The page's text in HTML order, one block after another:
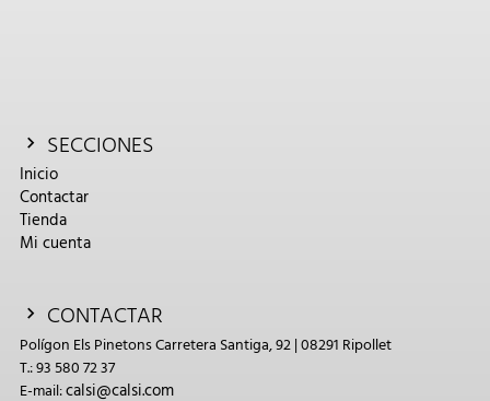
SECCIONES
Inicio
Contactar
Tienda
Mi cuenta
CONTACTAR
Polígon Els Pinetons Carretera Santiga, 92 | 08291 Ripollet
T.: 93 580 72 37
E-mail:calsi@calsi.com